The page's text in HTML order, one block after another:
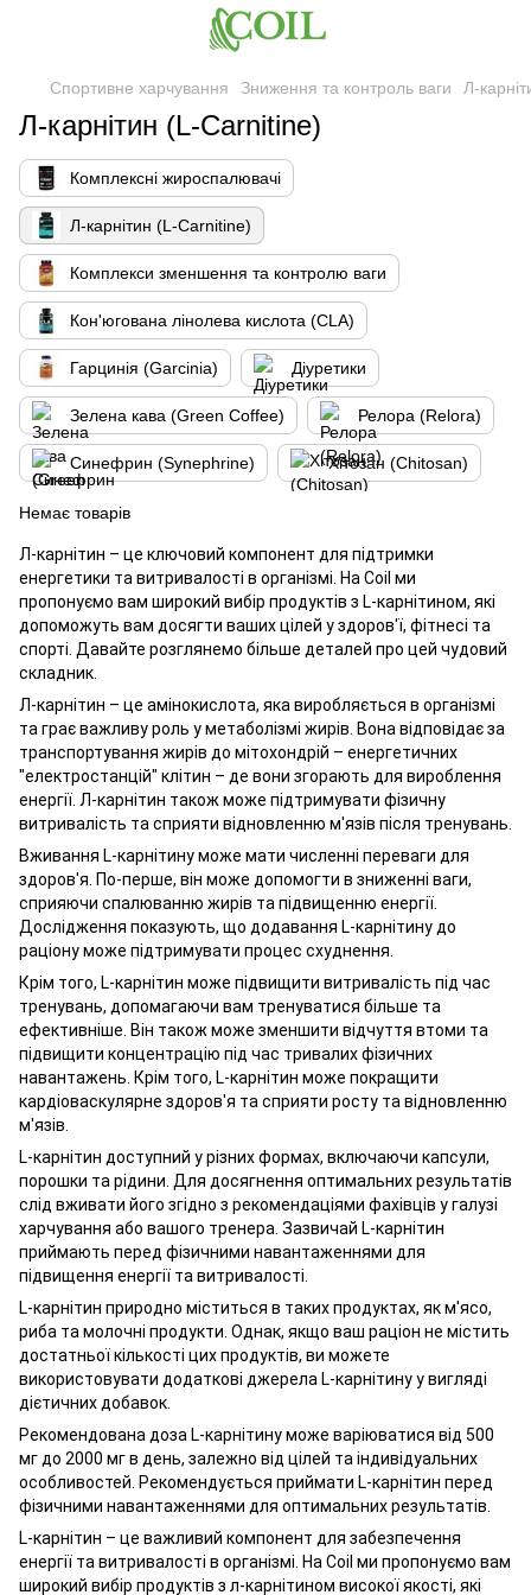
Спортивне харчування Зниження та контроль ваги Л-
Л-карнітин (L-Carnitine)
Комплексні жироспалювачі
Л-карнітин (L-Carnitine)
Комплекси зменшення та контролю ваги
Кон'югована лінолева кислота (CLA)
Гарцинія (Garcinia) Діуретики
Зелена кава (Green Coffee) Релора (Relora)
Синефрин (Synephrine) Хітозан (Chitosan)
Немає товарів
Л-карнітин – це ключовий компонент для підтримки
енергетики та витривалості в організмі. На Coil ми
пропонуємо вам широкий вибір продуктів з L-карнітином, які
допоможуть вам досягти ваших цілей у здоров'ї, фітнесі та
спорті. Давайте розглянемо більше деталей про цей чудовий
складник.
Л-карнітин – це амінокислота, яка виробляється в організмі
та грає важливу роль у метаболізмі жирів. Вона відповідає за
транспортування жирів до мітохондрій – енергетичних
"електростанцій" клітин – де вони згорають для вироблення
енергії. Л-карнітин також може підтримувати фізичну
витривалість та сприяти відновленню м'язів після тренувань.
Вживання L-карнітину може мати численні переваги для
здоров'я. По-перше, він може допомогти в зниженні ваги,
сприяючи спалюванню жирів та підвищенню енергії.
Дослідження показують, що додавання L-карнітину до
раціону може підтримувати процес схуднення.
Крім того, L-карнітин може підвищити витривалість під час
тренувань, допомагаючи вам тренуватися більше та
ефективніше. Він також може зменшити відчуття втоми та
підвищити концентрацію під час тривалих фізичних
навантажень. Крім того, L-карнітин може покращити
кардіоваскулярне здоров'я та сприяти росту та відновленню
м'язів.
L-карнітин доступний у різних формах, включаючи капсули,
порошки та рідини. Для досягнення оптимальних результатів
слід вживати його згідно з рекомендаціями фахівців у галузі
харчування або вашого тренера. Зазвичай L-карнітин
приймають перед фізичними навантаженнями для
підвищення енергії та витривалості.
L-карнітин природно міститься в таких продуктах, як м'ясо,
риба та молочні продукти. Однак, якщо ваш раціон не містить
достатньої кількості цих продуктів, ви можете
використовувати додаткові джерела L-карнітину у вигляді
дієтичних добавок.
Рекомендована доза L-карнітину може варіюватися від 500
мг до 2000 мг в день, залежно від цілей та індивідуальних
особливостей. Рекомендується приймати L-карнітин перед
фізичними навантаженнями для оптимальних результатів.
L-карнітин – це важливий компонент для забезпечення
енергії та витривалості в організмі. На Coil ми пропонуємо вам
широкий вибір продуктів з л-карнітином високої якості, які